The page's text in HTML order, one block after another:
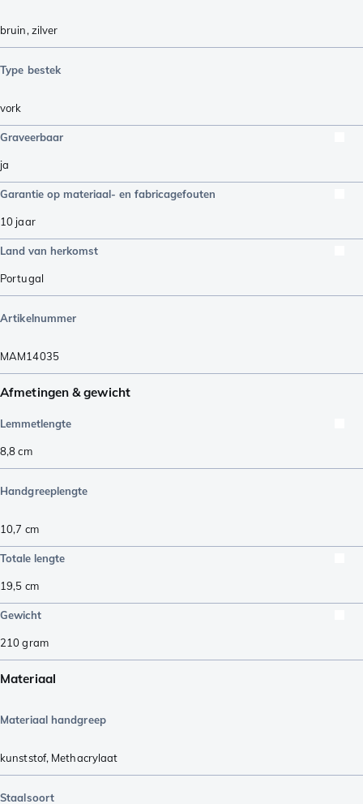
bruin, zilver
Type bestek
vork
Graveerbaar
ja
Garantie op materiaal- en fabricagefouten
10 jaar
Land van herkomst
Portugal
Artikelnummer
MAM14035
Afmetingen & gewicht
Lemmetlengte
8,8cm
Handgreeplengte
10,7 cm
Totale lengte
19,5 cm
Gewicht
210gram
Materiaal
Materiaal handgreep
kunststof, Methacrylaat
Staalsoort